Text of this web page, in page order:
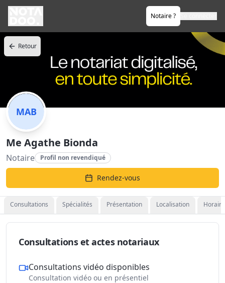
Notaire ?
Retour
MAB
Me Agathe Bionda
Notaire Profil non revendiqué
Rendez-vous
Consultations Spécialités Présentation Localisation
Consultations et actes notariaux
Consultations vidéo disponibles
Consultation vidéo ou en présentiel